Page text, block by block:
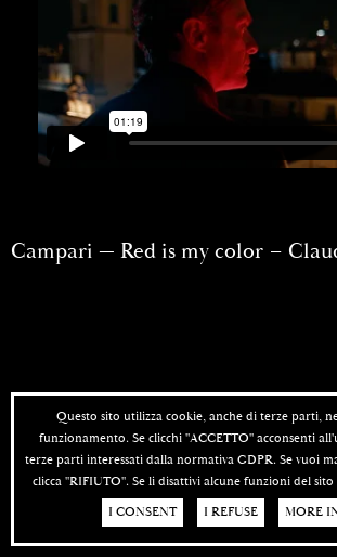
our group
Campari — Red is my color –
Questo sito utilizza cookie, anche di terze parti,
funzionamento. Se clicchi "ACCETTO" acconsenti
terze parti interessati dalla normativa GDPR. Se vuoi
clicca "RIFIUTO". Se li disattivi alcune funzioni del sito
I CONSENT
I REFUSE MORE